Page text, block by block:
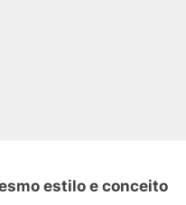
estilo e conceito